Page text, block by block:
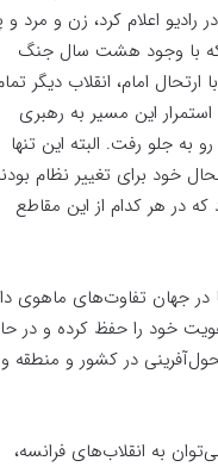
اعلام کرد، زن و مرد و
که با وجود هشت سال جنگ
امام، انقلاب دیگر
این مسیر به رهبری
جلو رفت. البته این تنها
خود برای تغییر نظام
نظام از فتنه‌های ۷۸ و ۸۸ و ۹۶ و ۹۸ و ۱۴۰۱ اشاره کرد که در هر کدام از این مقاطع
در جهان تفاوت‌های ماهوی
خود را حفظ کرده و در
به دنبال تحول‌آفرینی در کشور و منطقه و
به انقلاب‌های فرانسه،